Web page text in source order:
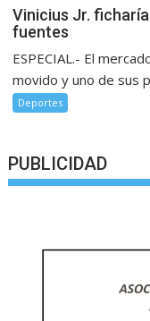
Vinicius Jr.
fuentes
ESPECIAL.- El
movido y uno de sus
Deportes
PUBLICIDAD